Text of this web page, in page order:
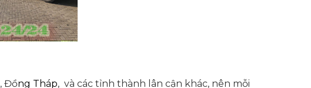
, Đồng Tháp, và các tỉnh thành lân cận khác, nên mỗi